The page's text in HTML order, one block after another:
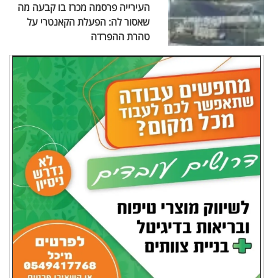
העירייה פרסמה מכרז בו קבעה מה
שאסור לה: הפעלת הקאנטרי על
טהרת ההפרדה